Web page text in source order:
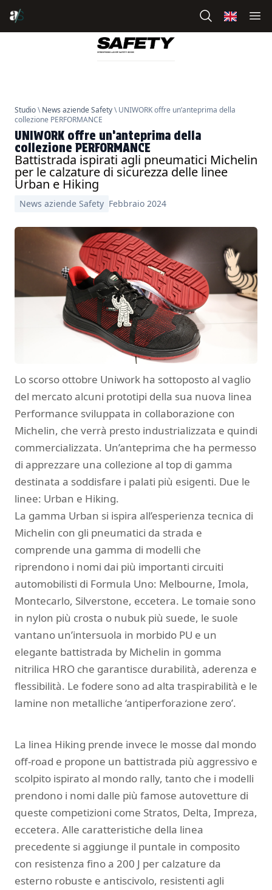
Studio\News aziende Safety\ UNIWORK offre un’anteprima della
collezione PERFORMANCE
UNIWORK offre un’anteprima della
collezione PERFORMANCE
Battistrada ispirati agli pneumatici Michelin
per le calzature di sicurezza delle linee
Urban e Hiking
News aziende Safety Febbraio 2024
Lo scorso ottobre Uniwork ha sottoposto al vaglio
del mercato alcuni prototipi della sua nuova linea
Performance sviluppata in collaborazione con
Michelin, che verrà presto industrializzata e quindi
commercializzata. Un’anteprima che ha permesso
di apprezzare una collezione al top di gamma
destinata a soddisfare i palati più esigenti. Due le
linee: Urban e Hiking.
La gamma Urban si ispira all’esperienza tecnica di
Michelin con gli pneumatici da strada e
comprende una gamma di modelli che
riprendono i nomi dai più importanti circuiti
automobilisti di Formula Uno: Melbourne, Imola,
Montecarlo, Silverstone, eccetera. Le tomaie sono
in nylon più crosta o nubuk più suede, le suole
vantano un’intersuola in morbido PU e un
elegante battistrada by Michelin in gomma
nitrilica HRO che garantisce durabilità, aderenza e
flessibilità. Le fodere sono ad alta traspirabilità e le
lamine non metalliche ‘antiperforazione zero’.
La linea Hiking prende invece le mosse dal mondo
off-road e propone un battistrada più aggressivo e
scolpito ispirato al mondo rally, tanto che i modelli
prendono i nomi dalle più famose autovetture di
queste competizioni come Stratos, Delta, Impreza,
eccetera. Alle caratteristiche della linea
precedente si aggiunge il puntale in composito
con resistenza fino a 200 J per calzature da
esterno robuste e antiscivolo, resistenti agli